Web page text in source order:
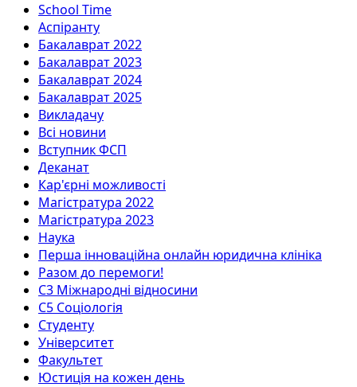
School Time
Аспіранту
Бакалаврат 2022
Бакалаврат 2023
Бакалаврат 2024
Бакалаврат 2025
Викладачу
Всі новини
Вступник ФСП
Деканат
Кар'єрні можливості
Магістратура 2022
Магістратура 2023
Наука
Перша інноваційна онлайн юридична клініка
Разом до перемоги!
С3 Міжнародні відносини
С5 Соціологія
Студенту
Університет
Факультет
Юстиція на кожен день